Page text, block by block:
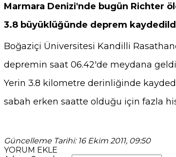
Marmara Denizi'nde bugün Richter
3.8 büyüklüğünde deprem
Boğaziçi Üniversitesi Kandilli
depremin saat 06.42'de meydana
Yerin 3.8 kilometre derinliğinde
sabah erken saatte olduğu için fazla
Güncelleme Tarihi: 16 Ekim 2011, 09:50
YORUM EKLE